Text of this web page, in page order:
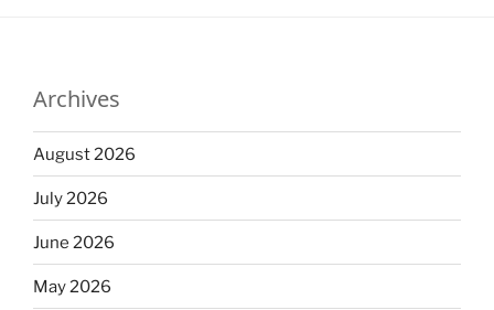
Archives
August 2026
July 2026
June 2026
May 2026